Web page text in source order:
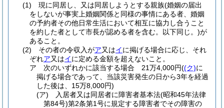
(1)
現に同居し、又は同居しようとする親族(婚姻の届出
をしないが事実上婚姻関係と同様の事情にある者、婚姻
の予約者その他日常生活において相互に協力し合うこと
を約した者として市長が認める者を含む。以下同じ。)が
あること。
(2)
その者の令収入がア又はイに掲げる場合に応じ、それ
ぞれア又はイに定める金額を超えないこと。
ア
次のいずれかに該当する場合 21万4,000円((ク)に
掲げる場合であって、当該災害発生の日から3年を経過
した後は、15万8,000円)
(ア)
入居者又は同居者に障害者基本法(昭和45年法律
第84号)第2条第1号に規定する障害者でその障害の